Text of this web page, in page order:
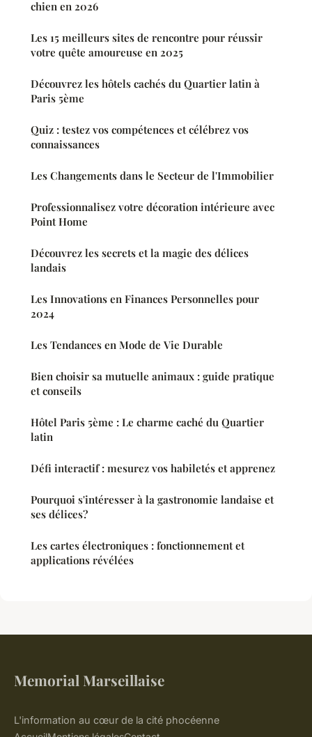
chien en 2026
Les 15 meilleurs sites de rencontre pour réussir
votre quête amoureuse en 2025
Découvrez les hôtels cachés du Quartier latin à
Paris 5ème
Quiz : testez vos compétences et célébrez vos
connaissances
Les Changements dans le Secteur de l'Immobilier
Professionnalisez votre décoration intérieure avec
Point Home
Découvrez les secrets et la magie des délices
landais
Les Innovations en Finances Personnelles pour
2024
Les Tendances en Mode de Vie Durable
Bien choisir sa mutuelle animaux : guide pratique
et conseils
Hôtel Paris 5ème : Le charme caché du Quartier
latin
Défi interactif : mesurez vos habiletés et apprenez
Pourquoi s'intéresser à la gastronomie landaise et
ses délices?
Les cartes électroniques : fonctionnement et
applications révélées
Memorial Marseillaise
L'information au cœur de la cité phocéenne